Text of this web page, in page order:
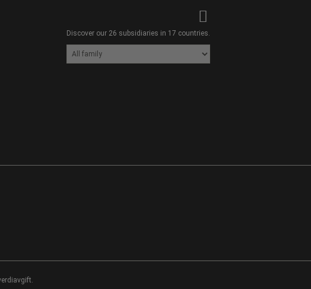
Discover our 26 subsidiaries in 17 countries.